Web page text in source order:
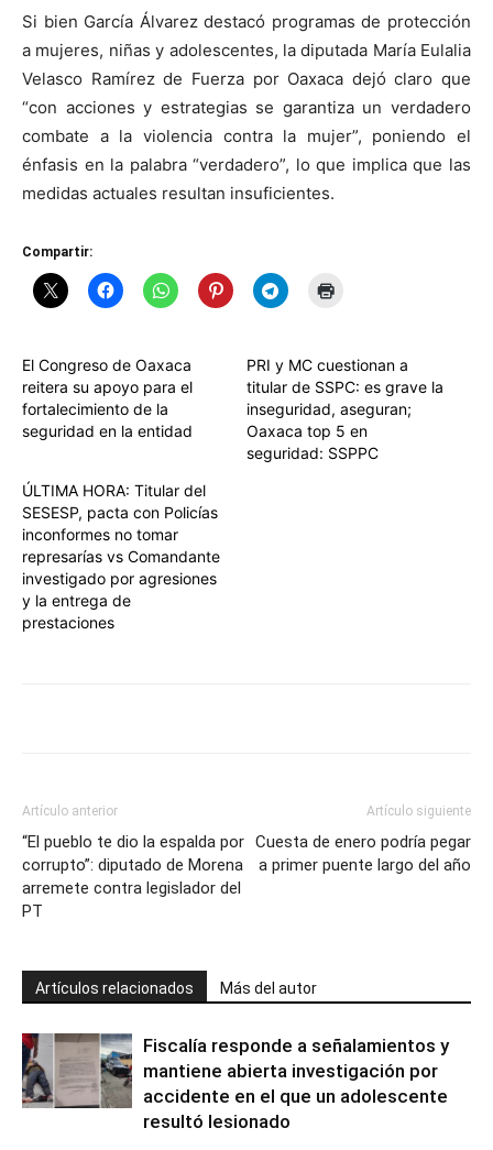
Si bien García Álvarez destacó programas de protección
a mujeres, niñas y adolescentes, la diputada María Eulalia
Velasco Ramírez de Fuerza por Oaxaca dejó claro que
“con acciones y estrategias se garantiza un verdadero
combate a la violencia contra la mujer”, poniendo el
énfasis en la palabra “verdadero”, lo que implica que las
medidas actuales resultan insuficientes.
Compartir:
El Congreso de Oaxaca
reitera su apoyo para el
fortalecimiento de la
seguridad en la entidad
PRI y MC cuestionan a
titular de SSPC: es grave la
inseguridad, aseguran;
Oaxaca top 5 en
seguridad: SSPPC
ÚLTIMA HORA: Titular del
SESESP, pacta con Policías
inconformes no tomar
represarías vs Comandante
investigado por agresiones
y la entrega de
prestaciones
Artículo anterior
“El pueblo te dio la espalda por
corrupto”: diputado de Morena
arremete contra legislador del
PT
Artículo siguiente
Cuesta de enero podría pegar
a primer puente largo del año
Artículos relacionados Más del autor
Fiscalía responde a señalamientos y
mantiene abierta investigación por
accidente en el que un adolescente
resultó lesionado